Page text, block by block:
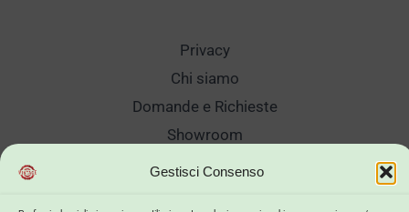
Gestisci Consenso
Privacy
Chi siamo
Domande e Richieste
Showroom
Spedizioni